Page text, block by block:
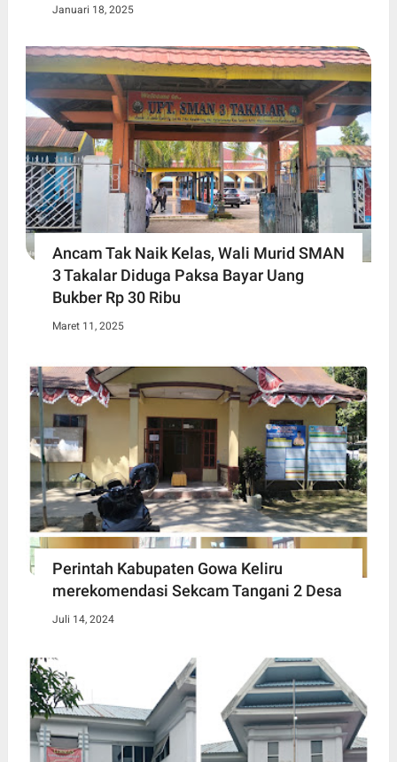
Januari 18, 2025
Ancam Tak Naik Kelas, Wali Murid SMAN
3 Takalar Diduga Paksa Bayar Uang
Bukber Rp 30 Ribu
Maret 11, 2025
Perintah Kabupaten Gowa Keliru
merekomendasi Sekcam Tangani 2 Desa
Juli 14, 2024